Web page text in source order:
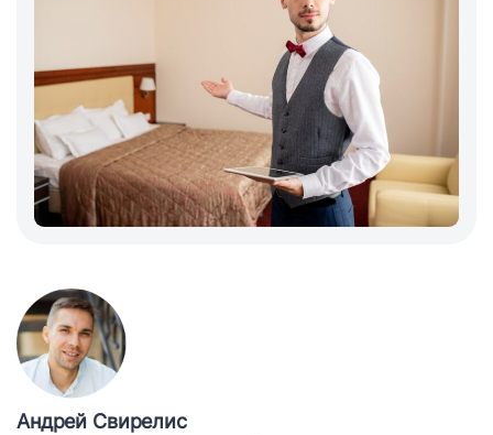
Андрей Свирелис